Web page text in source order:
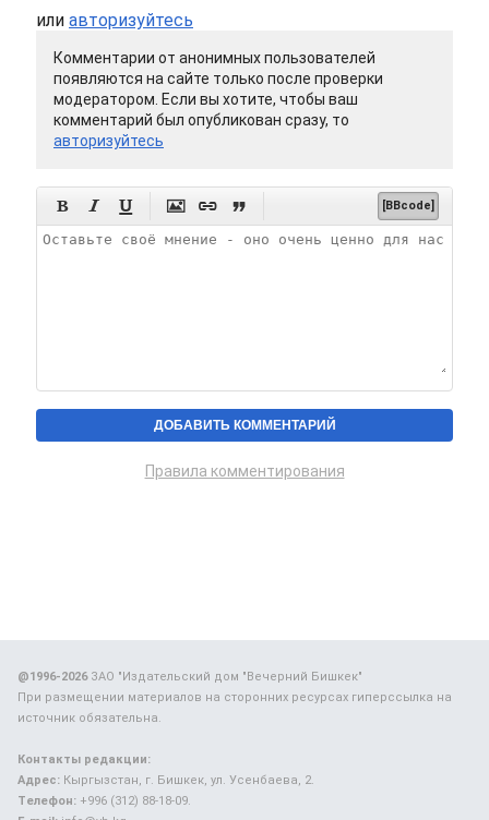
или авторизуйтесь
Комментарии от анонимных пользователей
появляются на сайте только после проверки
модератором. Если вы хотите, чтобы ваш
комментарий был опубликован сразу, то
авторизуйтесь
      [BBcode]
Правила комментирования
@1996-2026ЗАО "Издательский дом "Вечерний Бишкек"
При размещении материалов на сторонних ресурсах гиперссылка на
источник обязательна.
Контакты редакции:
Адрес: Кыргызстан, г. Бишкек, ул. Усенбаева, 2.
Телефон: +996 (312) 88-18-09.